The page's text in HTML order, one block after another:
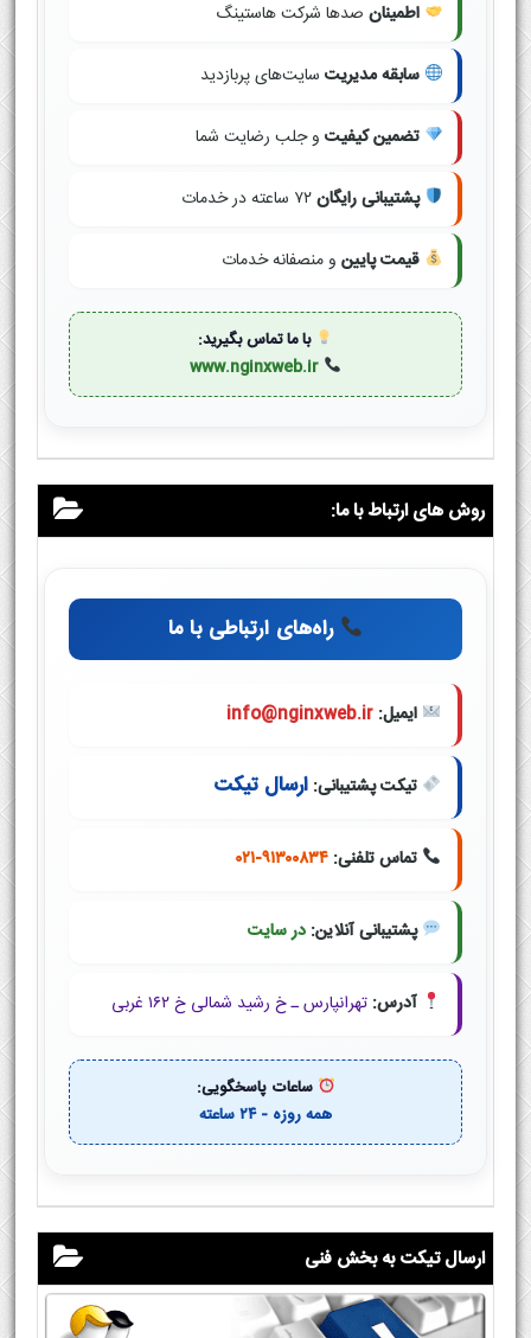
اطمینان صدها شرکت هاستینگ
سابقه مدیریت سایت‌های پربازدید
تضمین کیفیت و جلب رضایت شما
پشتیبانی رایگان۷۲ ساعته در خدمات
قیمت پایین و منصفانه خدمات
با ما تماس بگیرید:
www.nginxweb.ir
روش های ارتباط با ما:
راه‌های ارتباطی با ما
ایمیل: info@nginxweb.ir
تیکت پشتیبانی: ارسال تیکت
تماس تلفنی: ۰۲۱-۹۱۳۰۰۸۳۴
پشتیبانی آنلاین: در سایت
آدرس: تهرانپارس ـ خ رشید شمالی خ ۱۶۲ غربی
ساعات پاسخگویی:
همه روزه - ۲۴ ساعته
ارسال تیکت به بخش فنی